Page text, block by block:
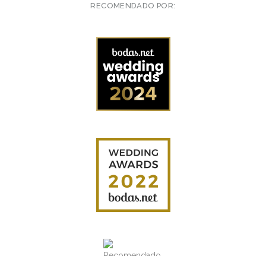
RECOMENDADO POR: